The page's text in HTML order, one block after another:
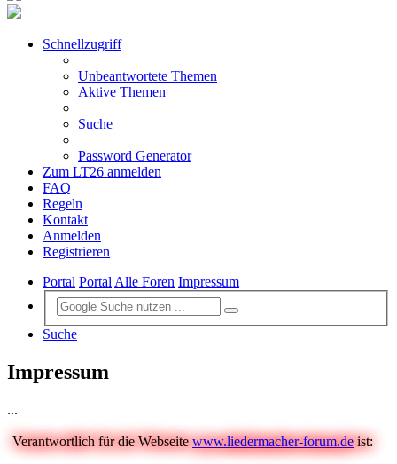
Schnellzugriff
Unbeantwortete Themen
Aktive Themen
Suche
Password Generator
Zum LT26 anmelden
FAQ
Regeln
Kontakt
Anmelden
Registrieren
Portal PortalAlle Foren Impressum
Suche
Impressum
...
Verantwortlich für die Webseitewww.liedermacher-forum.deist: